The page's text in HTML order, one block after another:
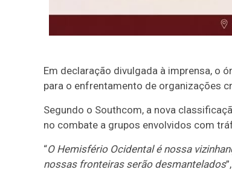
Em declaração divulgada à imprensa, o
para o enfrentamento de organizações
Segundo o Southcom, a nova
no combate a grupos envolvidos com
“O Hemisfério Ocidental é nossa
nossas fronteiras serão desmantelados